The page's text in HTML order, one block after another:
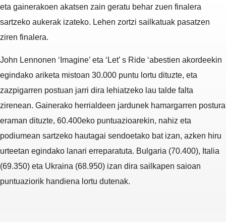
eta gainerakoen akatsen zain geratu behar zuen finalera
sartzeko aukerak izateko. Lehen zortzi sailkatuak pasatzen
ziren finalera.
John Lennonen ‘Imagine’ eta ‘Let’ s Ride ‘abestien akordeekin
egindako ariketa mistoan 30.000 puntu lortu dituzte, eta
zazpigarren postuan jarri dira lehiatzeko lau talde falta
zirenean. Gainerako herrialdeen jardunek hamargarren postura
eraman dituzte, 60.400eko puntuazioarekin, nahiz eta
podiumean sartzeko hautagai sendoetako bat izan, azken hiru
urteetan egindako lanari erreparatuta. Bulgaria (70.400), Italia
(69.350) eta Ukraina (68.950) izan dira sailkapen saioan
puntuaziorik handiena lortu dutenak.